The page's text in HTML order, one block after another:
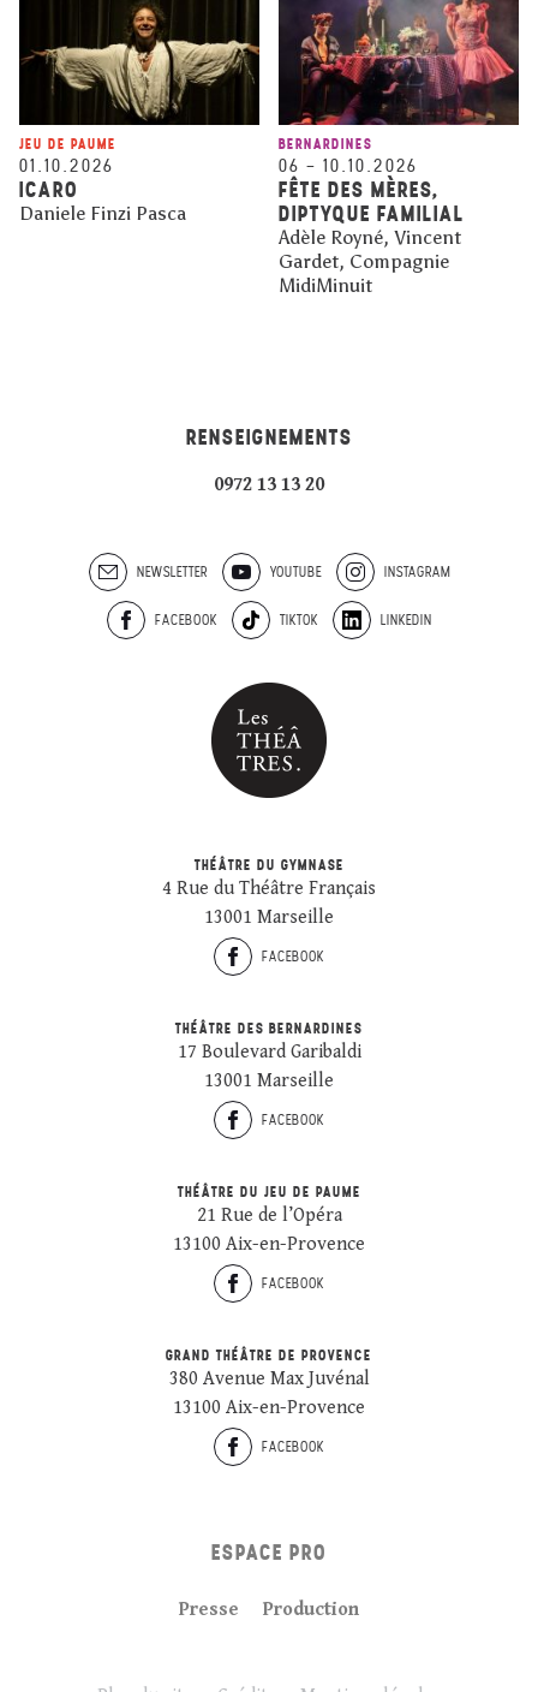
JEU DE PAUME
01.10.2026
ICARO
Daniele Finzi Pasca
BERNARDINES
06 – 10.10.2026
FÊTE DES MÈRES,
DIPTYQUE FAMILIAL
Adèle Royné, Vincent
Gardet, Compagnie
MidiMinuit
RENSEIGNEMENTS
0972 13 13 20
NEWSLETTER YOUTUBE INSTAGRAM
FACEBOOK TIKTOK LINKEDIN
THÉÂTRE DU GYMNASE
4 Rue du Théâtre Français
13001 Marseille
FACEBOOK
THÉÂTRE DES BERNARDINES
17 Boulevard Garibaldi
13001 Marseille
FACEBOOK
THÉÂTRE DU JEU DE PAUME
21 Rue de l’Opéra
13100 Aix-en-Provence
FACEBOOK
GRAND THÉÂTRE DE PROVENCE
380 Avenue Max Juvénal
13100 Aix-en-Provence
FACEBOOK
ESPACE PRO
Presse Production